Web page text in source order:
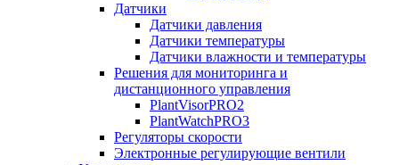
Датчики
Датчики давления
Датчики температуры
Датчики влажности и температуры
Решения для мониторинга и
дистанционного управления
PlantVisorPRO2
PlantWatchPRO3
Регуляторы скорости
Электронные регулирующие вентили